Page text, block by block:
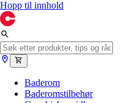
Hopp til innhold
Baderom
Baderomstilbehør